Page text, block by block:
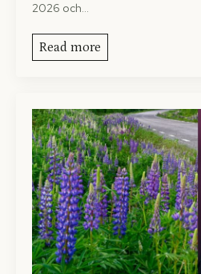
2026 och…
Read more